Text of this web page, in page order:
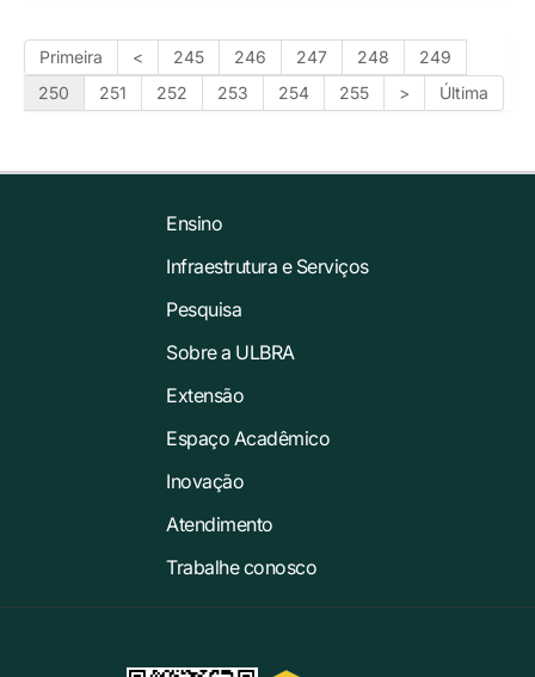
Primeira < 245 246 247 248
249
250
251 252 253 254 255 > Última
Ensino
Infraestrutura e Serviços
Pesquisa
Sobre a ULBRA
Extensão
Espaço Acadêmico
Inovação
Atendimento
Trabalhe conosco